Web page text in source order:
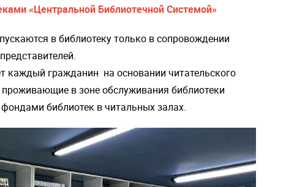
«Центральной Библиотечной Системой»
в библиотеку только в сопровождении
каждый гражданин на основании читательского
в зоне обслуживания библиотеки
библиотек в читальных залах.